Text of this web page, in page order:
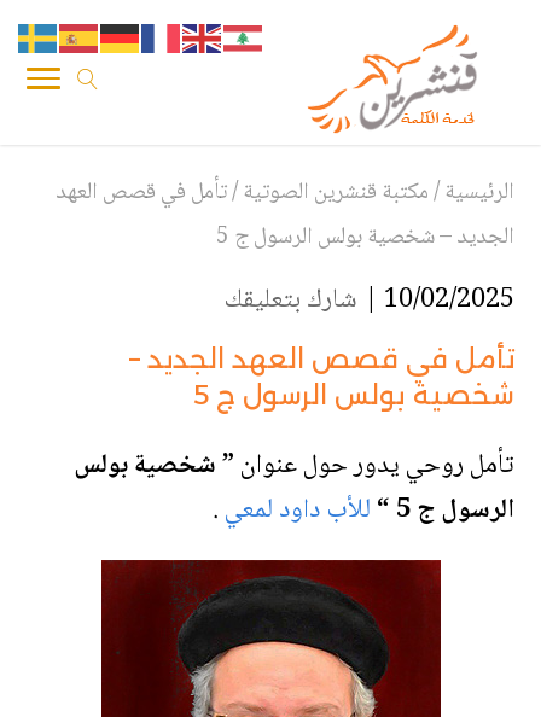
الرئيسية/مكتبة قنشرين الصوتية/تأمل في قصص العهد
الجديد – شخصية بولس الرسول ج 5
10/02/2025 | شارك بتعليقك
تأمل في قصص العهد الجديد –
شخصية بولس الرسول ج 5
تأمل روحي يدور حول عنوان” شخصية بولس
الرسول ج 5
“للأب داود لمعي.